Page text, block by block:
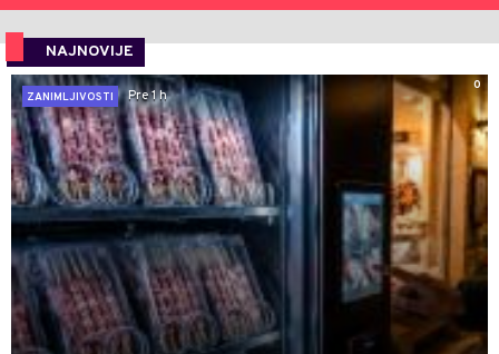
NAJNOVIJE
0
ZANIMLJIVOSTI
Pre 1 h